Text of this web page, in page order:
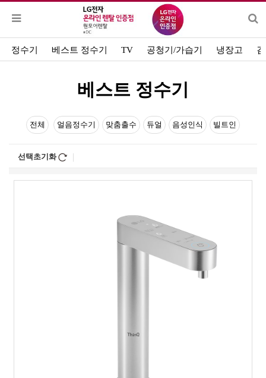
정수기 베스트 정수기 TV 공청기/가습기 냉장고
베스트 정수기
전체 얼음정수기 맞춤출수 듀얼 음성인식 빌트인
선택초기화